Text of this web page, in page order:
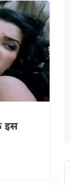
इस